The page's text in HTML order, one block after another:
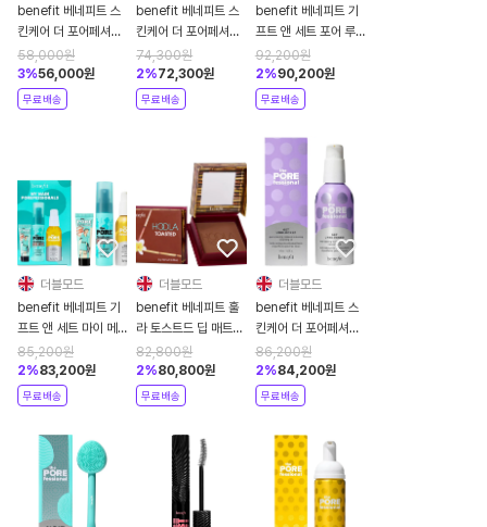
benefit 베네피트 스
킨케어 더 포어페셔널
겟 언블락드 포어클리
어링 메이크업 리무빙
클렌징 오일 미니
45ml
58,000원
3%56,000원
무료배송
benefit 베네피트 스
킨케어 더 포어페셔널
굿 클린업 포밍 클렌져
147ml
74,300원
2%72,300원
무료배송
benefit 베네피트 기
프트 앤 세트 포어 루
틴 라운드업 포어 케어
세트
92,200원
2%90,200원
무료배송
더블모드
benefit 베네피트 기
프트 앤 세트 마이 메
인 포어페셔널 포어 세
트
85,200원
2%83,200원
무료배송
더블모드
benefit 베네피트 훌
라 토스트드 딥 매트
파우더 브론저 8g
82,800원
2%80,800원
무료배송
더블모드
benefit 베네피트 스
킨케어 더 포어페셔널
겟 언블락드 포어클리
어링 메이크업 리무빙
클렌징 오일 147ml
86,200원
2%84,200원
무료배송